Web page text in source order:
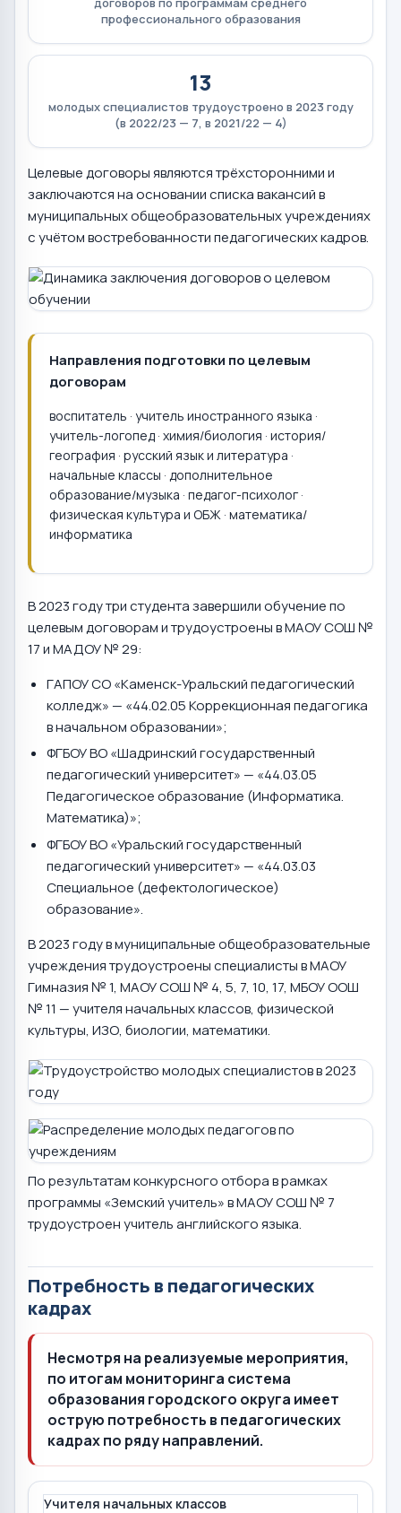
профессионального образования
13
молодых специалистов трудоустроено в 2023 году
(в 2022/23 — 7, в 2021/22 — 4)
Целевые договоры являются трёхсторонними и
заключаются на основании списка вакансий в
муниципальных общеобразовательных учреждениях
с учётом востребованности педагогических кадров.
Направления подготовки по целевым
договорам
воспитатель · учитель иностранного языка ·
учитель-логопед · химия/биология · история/
география · русский язык и литература ·
начальные классы · дополнительное
образование/музыка · педагог-психолог ·
физическая культура и ОБЖ · математика/
информатика
В 2023 году три студента завершили обучение по
целевым договорам и трудоустроены в МАОУ СОШ №
17 и МАДОУ № 29:
ГАПОУ СО «Каменск-Уральский педагогический
колледж» — «44.02.05 Коррекционная педагогика
в начальном образовании»;
ФГБОУ ВО «Шадринский государственный
педагогический университет» — «44.03.05
Педагогическое образование (Информатика.
Математика)»;
ФГБОУ ВО «Уральский государственный
педагогический университет» — «44.03.03
Специальное (дефектологическое)
образование».
В 2023 году в муниципальные общеобразовательные
учреждения трудоустроены специалисты в МАОУ
Гимназия № 1, МАОУ СОШ № 4, 5, 7, 10, 17, МБОУ ООШ
№ 11 — учителя начальных классов, физической
культуры, ИЗО, биологии, математики.
По результатам конкурсного отбора в рамках
программы «Земский учитель» в МАОУ СОШ № 7
трудоустроен учитель английского языка.
Потребность в педагогических
кадрах
Несмотря на реализуемые мероприятия,
по итогам мониторинга система
образования городского округа имеет
острую потребность в педагогических
кадрах по ряду направлений.
Учителя начальных классов